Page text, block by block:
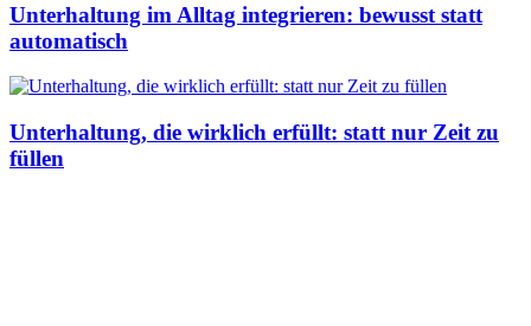
Unterhaltung im Alltag integrieren: bewusst statt
automatisch
Unterhaltung, die wirklich erfüllt: statt nur Zeit zu
füllen